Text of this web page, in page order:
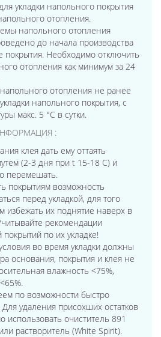
укладки напольного покрытия
отопления.
напольного отопления
до начала производства
покрытия. Необходимо отключить
отопления как минимум за 24
отопления не ранее
напольного покрытия, с
макс. 5 °C в сутки.
:
клея дать ему оттаять
(2-3 дня при t 15-18 C) и
перемешать.
покрытиям возможность
перед укладкой, для того
избежать их поднятие наверх в
рекомендации
по их укладке!
во время укладки должны
основания, покрытия и клея не
влажность <75%,
по возможности быстро
удаления присохших остатков
использовать очиститель 891
растворитель (White Spirit).